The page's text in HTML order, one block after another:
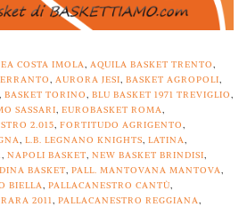
COSTA IMOLA, AQUILA BASKET TRENTO,
, AURORA JESI, BASKET AGROPOLI,
, BASKET TORINO, BLU BASKET 1971 TREVIGLIO,
SASSARI, EUROBASKET ROMA,
2.015, FORTITUDO AGRIGENTO,
, L.B. LEGNANO KNIGHTS, LATINA,
, NAPOLI BASKET, NEW BASKET BRINDISI,
BASKET, PALL. MANTOVANA MANTOVA,
BIELLA, PALLACANESTRO CANTÙ,
2011, PALLACANESTRO REGGIANA,